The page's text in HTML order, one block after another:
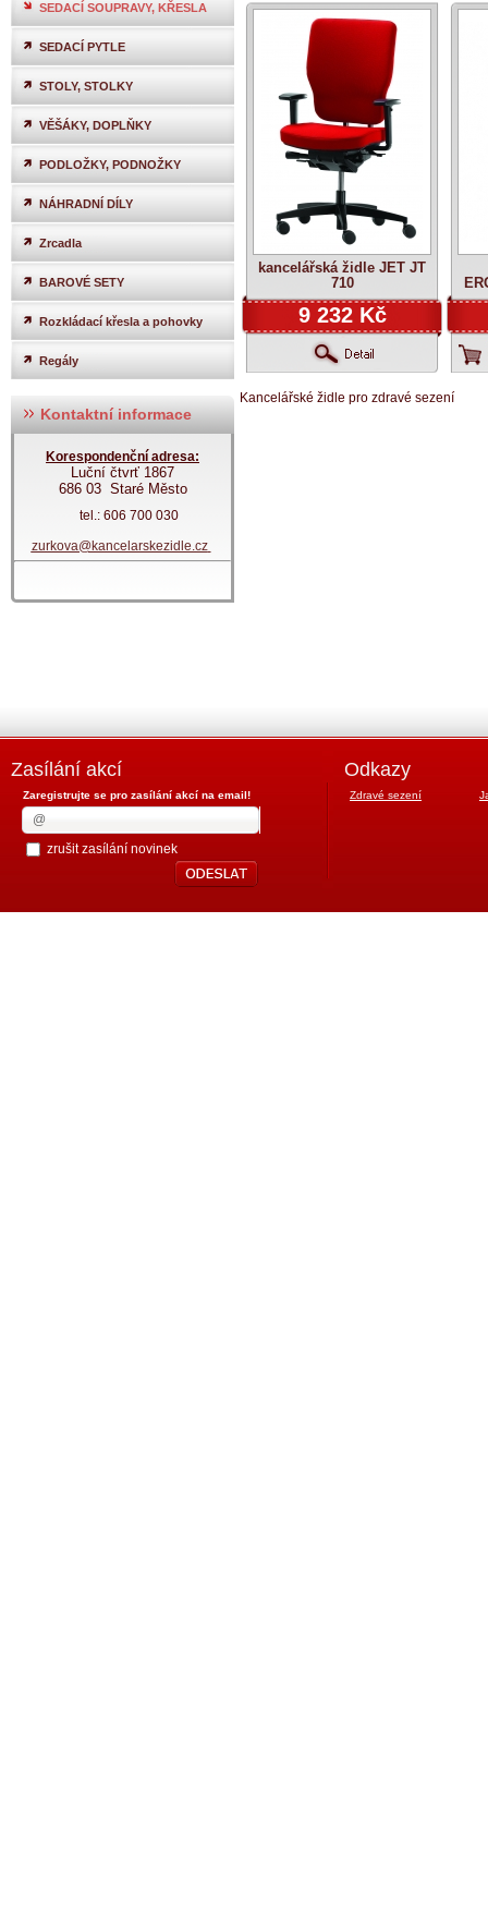
SEDACÍ SOUPRAVY, KŘESLA
SEDACÍ PYTLE
STOLY, STOLKY
VĚŠÁKY, DOPLŇKY
PODLOŽKY, PODNOŽKY
NÁHRADNÍ DÍLY
Zrcadla
BAROVÉ SETY
Rozkládací křesla a pohovky
Regály
Kontaktní informace
Korespondenční adresa:
Luční čtvrť 1867
686 03 Staré Město
tel.: 606 700 030
zurkova@kancelarskezidle.cz
kancelářská židle JET JT
710
9 232 Kč
Kancelářské židle pro zdravé sezení
Zasílání akcí
Zaregistrujte se pro zasílání akcí na email!
zrušit zasílání novinek
Odkazy
Zdravé sezení